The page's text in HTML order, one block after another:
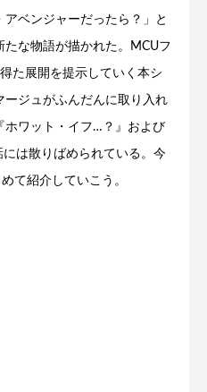
ベンジャーだったら？」と
な物語が描かれた。MCUフ
た展開を提示していく本シ
ージュがふんだんに取り入れ
ホワット・イフ…？』および
は散りばめられている。今
て紹介していこう。